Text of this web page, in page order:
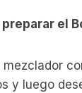
preparar el
mezclador
y luego